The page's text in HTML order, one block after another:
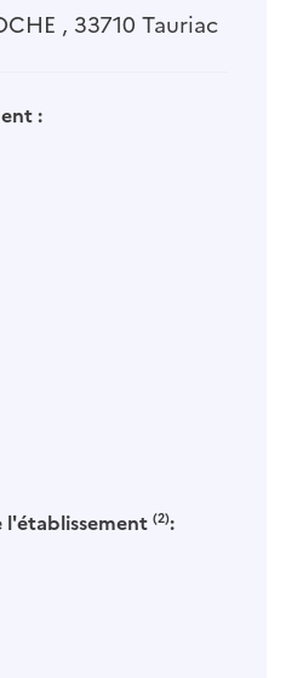
, 33710 Tauriac
:
l'établissement (2):